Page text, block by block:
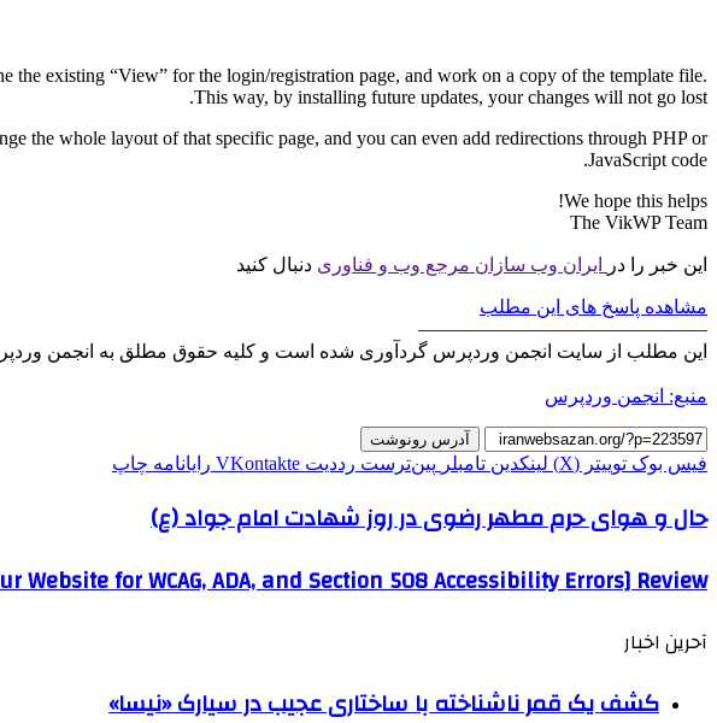
the existing “View” for the login/registration page, and work on a copy of the template file.
This way, by installing future updates, your changes will not go lost.
the whole layout of that specific page, and you can even add redirections through PHP or
JavaScript code.
We hope this helps!
The VikWP Team
این خبر را در ایران وب سازان مرجع وب و فناوری دنبال کنید
مشاهده پاسخ های این مطلب
———————————————
این مطلب از سایت انجمن وردپرس گردآوری شده است و کلیه حقوق مطلق به انجمن
منبع: انجمن وردپرس
آدرس رونوشت
فیس بوک توییتر (X) لینکدین ‫تامبلر ‫پین‌ترست ‫رددیت ‫VKontakte رایانامه چاپ
حال و هوای حرم مطهر رضوی در روز شهادت امام جواد (ع)
for WCAG, ADA, and Section 508 Accessibility Errors] Review
آحرین اخبار
کشف یک قمر ناشناخته با ساختاری عجیب در سیارک «نیسا»